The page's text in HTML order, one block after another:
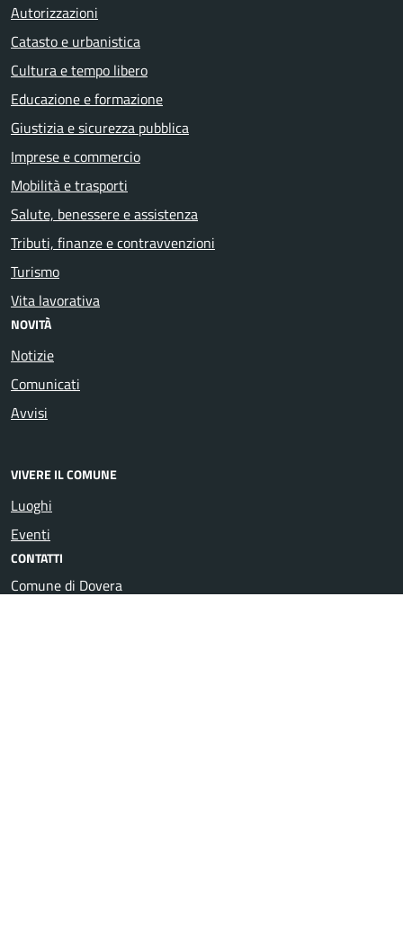
Autorizzazioni
Catasto e urbanistica
Cultura e tempo libero
Educazione e formazione
Giustizia e sicurezza pubblica
Imprese e commercio
Mobilità e trasporti
Salute, benessere e assistenza
Tributi, finanze e contravvenzioni
Turismo
Vita lavorativa
NOVITÀ
Notizie
Comunicati
Avvisi
VIVERE IL COMUNE
Luoghi
Eventi
CONTATTI
Comune di Dovera